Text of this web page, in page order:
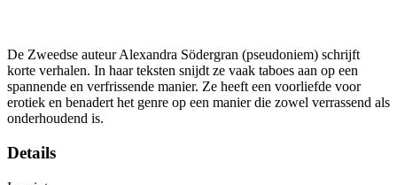
De Zweedse auteur Alexandra Södergran (pseudoniem) schrijft
korte verhalen. In haar teksten snijdt ze vaak taboes aan op een
spannende en verfrissende manier. Ze heeft een voorliefde voor
erotiek en benadert het genre op een manier die zowel verrassend als
onderhoudend is.
Details